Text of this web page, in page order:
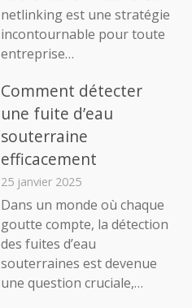
netlinking est une stratégie
incontournable pour toute
entreprise…
Comment détecter
une fuite d’eau
souterraine
efficacement
25 janvier 2025
Dans un monde où chaque
goutte compte, la détection
des fuites d’eau
souterraines est devenue
une question cruciale,…